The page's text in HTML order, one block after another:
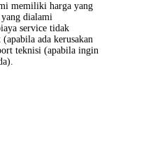
memiliki harga yang
dialami
service tidak
ada kerusakan
teknisi (apabila ingin